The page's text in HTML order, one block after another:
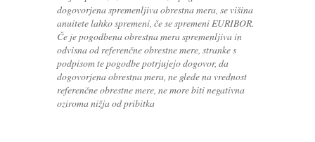
dogovorjena spremenljiva obrestna mera, se višina
anuitete lahko spremeni, če se spremeni EURIBOR.
Če je pogodbena obrestna mera spremenljiva in
odvisna od referenčne obrestne mere, stranke s
podpisom te pogodbe potrjujejo dogovor, da
dogovorjena obrestna mera, ne glede na vrednost
referenčne obrestne mere, ne more biti negativna
oziroma nižja od pribitka